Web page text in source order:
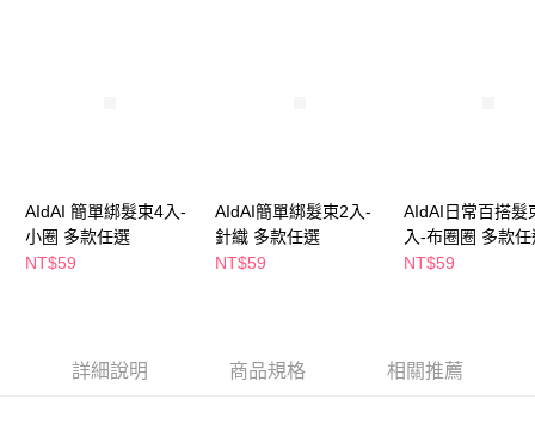
ATM／網路銀行／等多元方式進行付款，方視為交易完成。
※ 請注意：結帳手續完成當下不需立刻繳費，但若您需要取消訂單，請聯絡
購買商品的店家。未經商家同意取消之訂單仍視為有效，需透過AFTEE先享
後付繳納相關費用。
【注意事項】
萊爾富取貨付款
每筆NT$65，滿NT$490(含以上)免運費
7-11取貨付款
AIdAI 簡單綁髮束4入-
小圈 多款任選
NT$59
AIdAI簡單綁髮束2入-
針織 多款任選
NT$59
AIdAI日常百搭髮
入-布圈圈 多款任
NT$59
詳細說明 商品規格 相關推薦